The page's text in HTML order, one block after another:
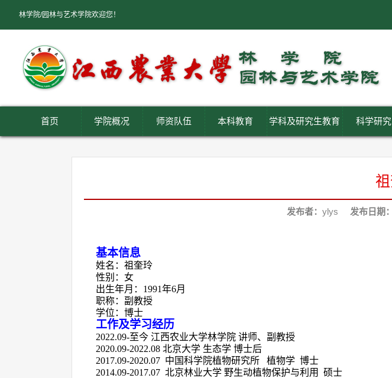
林学院/园林与艺术学院欢迎您！
首页 学院概况 师资队伍 本科教育 学科及研究生教育 科学研究
发布者： ylys 发布日期：
基本信息
姓名：祖奎玲
性别：女
出生年月： 1991年6月
职称：副教授
学位：博士
工作及学习经历
2022.09-至今 江西农业大学林学院 讲师、副教授
2020.09-2022.08 北京大学 生态学 博士后
2017.09-2020.07 中国科学院植物研究所 植物学 博士
2014.09-2017.07 北京林业大学 野生动植物保护与利用 硕士